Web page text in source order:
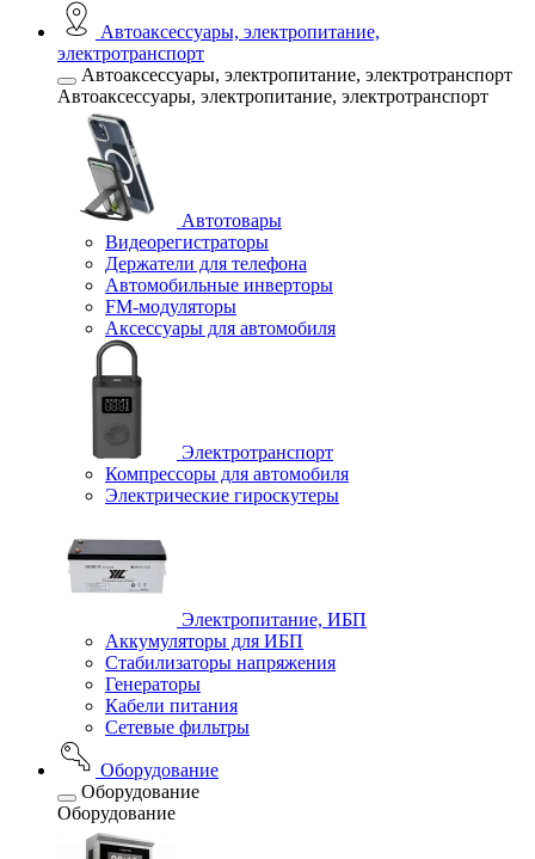
Автоаксессуары, электропитание,
электротранспорт
Автоаксессуары, электропитание, электротранспорт
Автоаксессуары, электропитание, электротранспорт
Автотовары
Видеорегистраторы
Держатели для телефона
Автомобильные инверторы
FM-модуляторы
Аксессуары для автомобиля
Электротранспорт
Компрессоры для автомобиля
Электрические гироскутеры
Электропитание, ИБП
Аккумуляторы для ИБП
Стабилизаторы напряжения
Генераторы
Кабели питания
Сетевые фильтры
Оборудование
Оборудование
Оборудование